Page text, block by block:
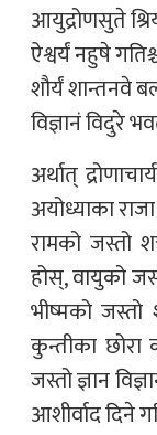
आयुद्रोणसुते
ऐश्वर्यं नहुषे
शौर्यं शान्तनवे
विज्ञानं विदुरे
अर्थात्
अयोध्याका
रामको जस्तो
होस्, वायुको
भीष्मको
कुन्तीका छोरा
जस्तो ज्ञान
आशीर्वाद दिने